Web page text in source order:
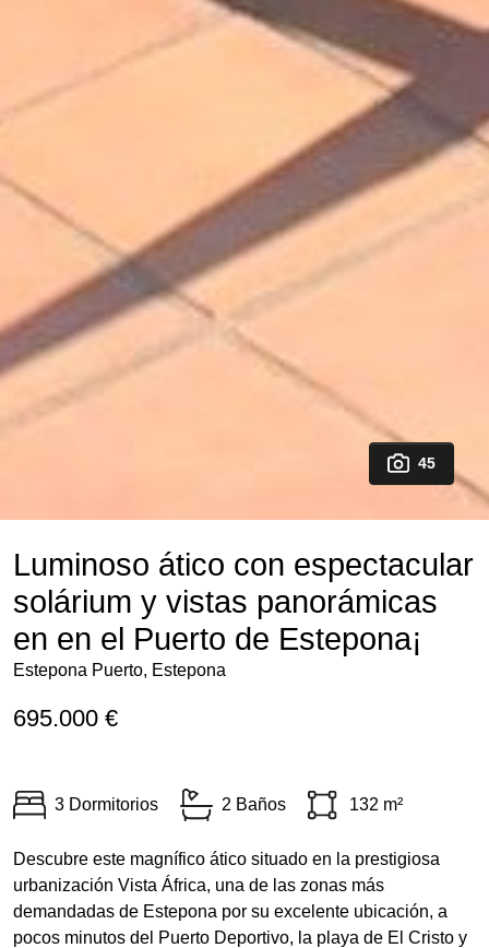
45
Luminoso ático con espectacular
solárium y vistas panorámicas
en en el Puerto de Estepona¡
Estepona Puerto, Estepona
695.000 €
3 Dormitorios 2 Baños 132 m²
Descubre este magnífico ático situado en la prestigiosa
urbanización Vista África, una de las zonas más
demandadas de Estepona por su excelente ubicación, a
pocos minutos del Puerto Deportivo, la playa de El Cristo y